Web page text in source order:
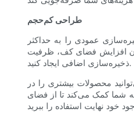
طراحی کم‌حجم
عمودی را به حداکثر
افزایش فضای کف، ظرفیت
ذخیره‌سازی اضافی ایجاد کنید.
محصولات بیشتری را در
شما کمک می‌کند تا از فضای